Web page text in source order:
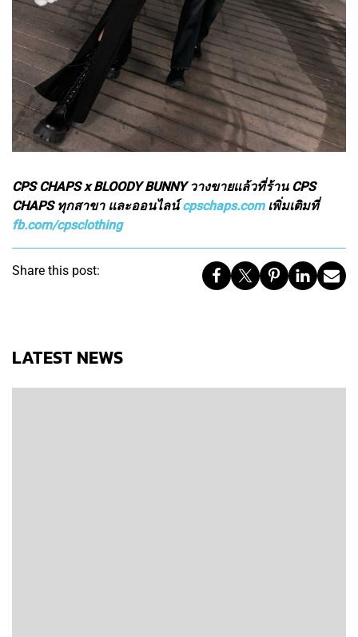
CPS CHAPS x BLOODY BUNNY วางขายแล้วที่ร้าน CPS
CHAPS ทุกสาขา และออนไลน์cpschaps.comเพิ่มเติมที่
fb.com/cpsclothing
Share this post:
LATEST NEWS